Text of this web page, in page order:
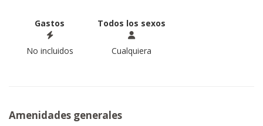
Gastos
No incluidos
Todos los sexos
Cualquiera
Amenidades generales